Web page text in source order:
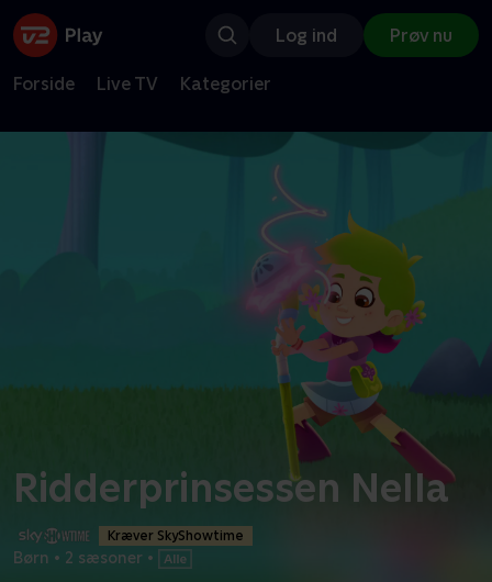
Log ind Prøv nu
Forside Live TV Kategorier
Ridderprinsessen Nella
Kræver SkyShowtime
Børn • 2 sæsoner •